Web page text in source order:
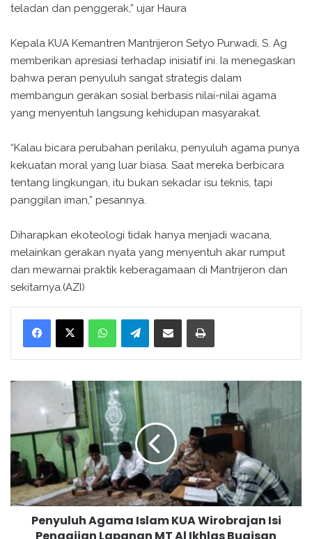
teladan dan penggerak,” ujar Haura
Kepala KUA Kemantren Mantrijeron Setyo Purwadi, S. Ag
memberikan apresiasi terhadap inisiatif ini. Ia menegaskan
bahwa peran penyuluh sangat strategis dalam
membangun gerakan sosial berbasis nilai-nilai agama
yang menyentuh langsung kehidupan masyarakat.
“Kalau bicara perubahan perilaku, penyuluh agama punya
kekuatan moral yang luar biasa. Saat mereka berbicara
tentang lingkungan, itu bukan sekadar isu teknis, tapi
panggilan iman,” pesannya.
Diharapkan ekoteologi tidak hanya menjadi wacana,
melainkan gerakan nyata yang menyentuh akar rumput
dan mewarnai praktik keberagamaan di Mantrijeron dan
sekitarnya.(AZI)
WhatsApp Telegram
y
l
u
h
A
Penyuluh Agama Islam KUA Wirobrajan Isi